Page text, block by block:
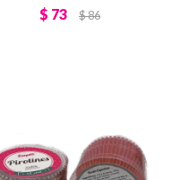
$ 73 $86